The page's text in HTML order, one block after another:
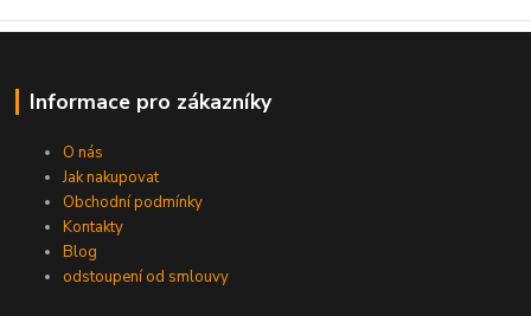
Informace pro zákazníky
O nás
Jak nakupovat
Obchodní podmínky
Kontakty
Blog
odstoupení od smlouvy